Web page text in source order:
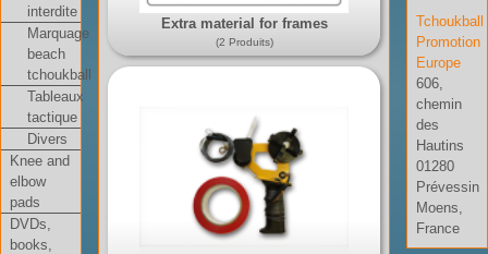
interdite
Marquage
beach
tchoukball
Tableaux
tactique
Divers
Knee and
elbow
pads
DVDs,
books,
Extra material for frames
(2 Produits)
Tchoukball
Promotion
Europe
606,
chemin
des
Hautins
01280
Prévessin
Moens,
France